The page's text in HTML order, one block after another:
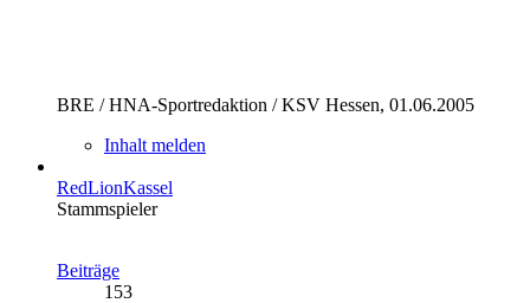
BRE / HNA-Sportredaktion / KSV Hessen, 01.06.2005
Inhalt melden
RedLionKassel
Stammspieler
Beiträge
153